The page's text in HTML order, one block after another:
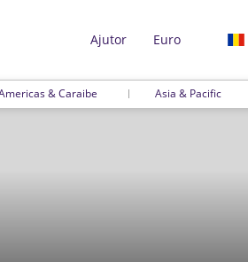
Ajutor Euro
& Caraibe Asia & Pacific